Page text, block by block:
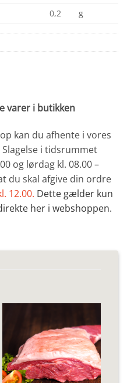
0,2 g
varer i butikken
kan du afhente i vores
i tidsrummet
og lørdag kl. 08.00 –
du skal afgive din ordre
12.00. Dette gælder kun
her i webshoppen.